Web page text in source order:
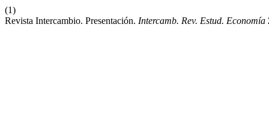
(1)
Revista Intercambio. Presentación. Intercamb. Rev. Estud. Economía